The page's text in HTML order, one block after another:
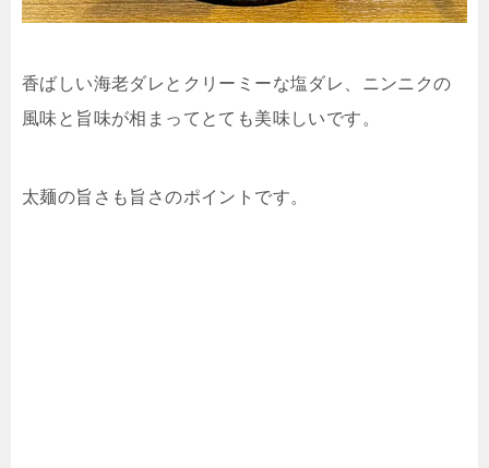
香ばしい海老ダレとクリーミーな塩ダレ、ニンニクの
風味と旨味が相まってとても美味しいです。
太麺の旨さも旨さのポイントです。